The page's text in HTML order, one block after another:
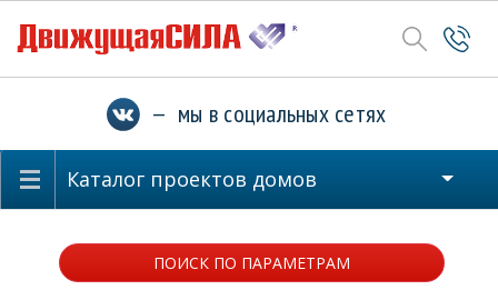
— мы в социальных сетях
Каталог проектов домов
ПОИСК ПО ПАРАМЕТРАМ